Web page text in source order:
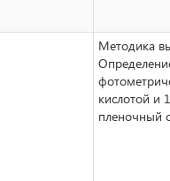
Методика
кислотой и
пленочный